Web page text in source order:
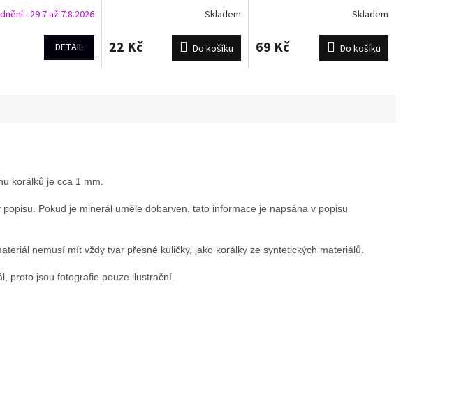
- 29.7 až 7.8.2026
DETAIL
Skladem
22 Kč Do košíku
Skladem
69 Kč Do košíku
korálků je cca 1 mm.
Pokud je minerál uměle dobarven, tato informace je napsána v popisu
nemusí mít vždy tvar přesné kuličky, jako korálky ze syntetických materiálů.
proto jsou fotografie pouze ilustrační.